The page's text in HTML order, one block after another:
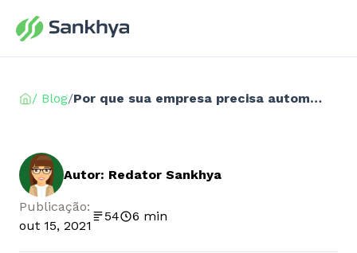
/ Blog/ Por que sua empresa precisa automatizar o processo de compras?
Autor: Redator Sankhya
Publicação:
out 15, 2021
54 6 min